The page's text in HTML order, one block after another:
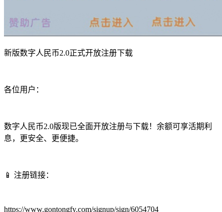
新版数字人民币2.0正式开放注册下载
各位用户：
数字人民币2.0版现已全面开放注册与下载！余额可享活期利
息，更安全、更便捷。
📱 注册链接：
https://www.gontongfy.com/signup/sign/6054704